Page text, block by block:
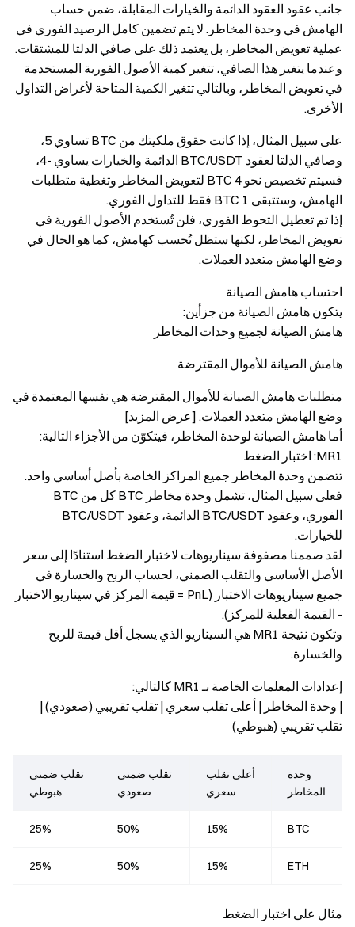
جانب عقود العقود الدائمة والخيارات المقابلة، ضمن حساب
الهامش في وحدة المخاطر. لا يتم تضمين كامل الرصيد الفوري في
عملية تعويض المخاطر، بل يعتمد ذلك على صافي الدلتا للمشتقات.
وعندما يتغير هذا الصافي، تتغير كمية الأصول الفورية المستخدمة
في تعويض المخاطر، وبالتالي تتغير الكمية المتاحة لأغراض التداول
الأخرى.
على سبيل المثال، إذا كانت حقوق ملكيتك من BTC تساوي 5،
وصافي الدلتا لعقود BTC/USDT الدائمة والخيارات يساوي -4،
فسيتم تخصيص نحو 4 BTC لتعويض المخاطر وتغطية متطلبات
الهامش، وستتبقى 1 BTC فقط للتداول الفوري.
إذا تم تعطيل التحوط الفوري، فلن تُستخدم الأصول الفورية في
تعويض المخاطر، لكنها ستظل تُحسب كهامش، كما هو الحال في
وضع الهامش متعدد العملات.
احتساب هامش الصيانة
يتكون هامش الصيانة من جزأين:
هامش الصيانة لجميع وحدات المخاطر
هامش الصيانة للأموال المقترضة
متطلبات هامش الصيانة للأموال المقترضة هي نفسها المعتمدة في
وضع الهامش متعدد العملات. [عرض المزيد]
أما هامش الصيانة لوحدة المخاطر، فيتكوّن من الأجزاء التالية:
MR1: اختبار الضغط
تتضمن وحدة المخاطر جميع المراكز الخاصة بأصل أساسي واحد.
فعلى سبيل المثال، تشمل وحدة مخاطر BTC كل من BTC
الفوري، وعقود BTC/USDT الدائمة، وعقود BTC/USDT
للخيارات.
لقد صممنا مصفوفة سيناريوهات لاختبار الضغط استنادًا إلى سعر
الأصل الأساسي والتقلب الضمني، لحساب الربح والخسارة في
جميع سيناريوهات الاختبار (PnL = قيمة المركز في سيناريو الاختبار
- القيمة الفعلية للمركز).
وتكون نتيجة MR1 هي السيناريو الذي يسجل أقل قيمة للربح
والخسارة.
إعدادات المعلمات الخاصة بـ MR1 كالتالي:
| وحدة المخاطر | أعلى تقلب سعري | تقلب تقريبي (صعودي) |
تقلب تقريبي (هبوطي)
وحدة
المخاطر
أعلى تقلب
سعري
تقلب ضمني
صعودي
تقلب ضمني
هبوطي
BTC
15%
50%
25%
ETH
15%
50%
25%
مثال على اختبار الضغط